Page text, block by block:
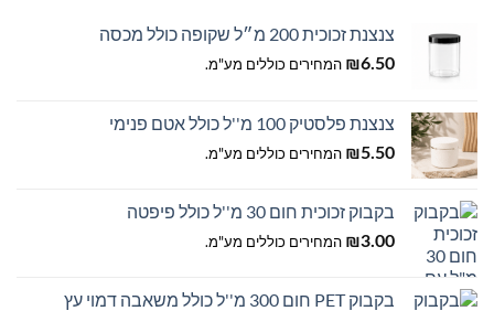
צנצנת זכוכית 200 מ״ל שקופה כולל מכסה
₪6.50 המחירים כוללים מע"מ.
צנצנת פלסטיק 100 מ''ל כולל אטם פנימי
₪5.50 המחירים כוללים מע"מ.
בקבוק זכוכית חום 30 מ''ל כולל פיפטה
₪3.00 המחירים כוללים מע"מ.
בקבוק PET חום 300 מ''ל כולל משאבה דמוי עץ